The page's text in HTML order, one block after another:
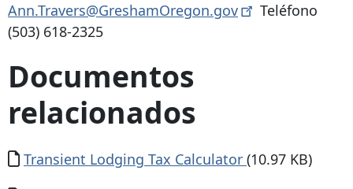
Ann.Travers@GreshamOregon.gov
Teléfono
(503) 618-2325
Documentos
relacionados
Documento
Transient Lodging Tax Calculator (10.97 KB)